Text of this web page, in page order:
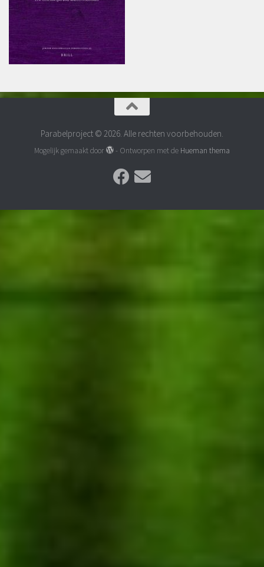
Parabelproject © 2026. Alle rechten voorbehouden.
Mogelijk gemaakt door - Ontworpen met de Hueman thema